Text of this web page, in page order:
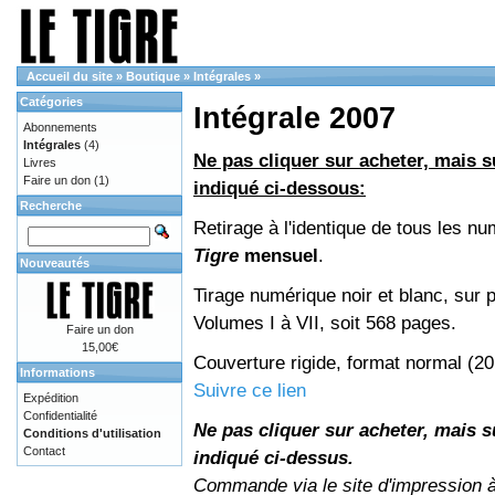
Accueil du site » Boutique » Intégrales »
Intégrale 2007
Ne pas cliquer sur acheter, mais
indiqué ci-dessous:
Retirage à l'identique de tous les
Tigre mensuel.
Tirage numérique noir et blanc, sur
Volumes I à VII, soit 568 pages.
Couverture rigide, format normal
Suivre ce lien
Ne pas cliquer sur acheter, mais
indiqué ci-dessus.
Commande via le site d'impression
Catégories
Abonnements
Intégrales (4)
Livres
Faire un don (1)
Recherche
Nouveautés
Faire un don
15,00€
Informations
Expédition
Confidentialité
Conditions d'utilisation
Contact